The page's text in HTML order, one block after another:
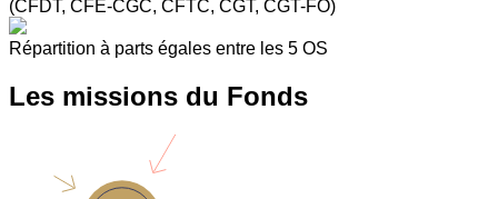
(CFDT, CFE-CGC, CFTC, CGT, CGT-FO)
Répartition à parts égales entre les 5 OS
Les missions du Fonds